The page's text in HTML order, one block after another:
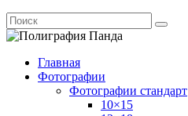
Главная
Фотографии
Фотографии стандарт
10×15